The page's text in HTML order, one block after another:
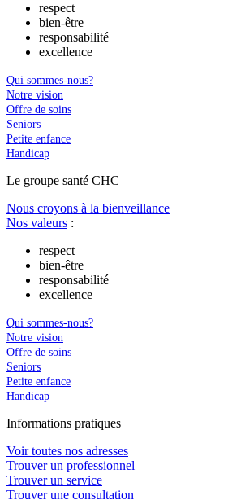
respect
bien-être
responsabilité
excellence
Qui sommes-nous?
Notre vision
Offre de soins
Seniors
Petite enfance
Handicap
Le groupe santé CHC
Nous croyons à la bienveillance
Nos valeurs :
respect
bien-être
responsabilité
excellence
Qui sommes-nous?
Notre vision
Offre de soins
Seniors
Petite enfance
Handicap
Informations pratiques
Voir toutes nos adresses
Trouver un professionnel
Trouver un service
Trouver une consultation